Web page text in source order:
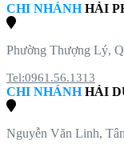
CHI NHÁNHHẢI
Phường Thượng Lý,
Tel:0961.56.1313
CHI NHÁNHHẢI
Nguyễn Văn Linh,